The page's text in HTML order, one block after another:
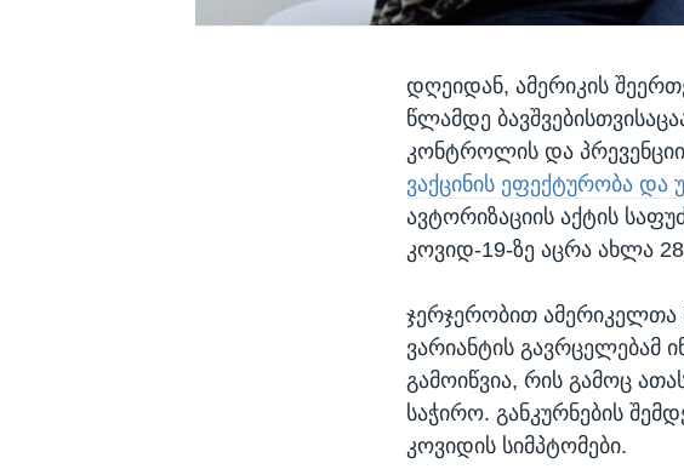
დღეიდან, ამერიკის
წლამდე
კონტროლის და
ვაქცინის ეფექტურობა
ავტორიზაციის აქტის
კოვიდ-19-ზე აცრა ახლა
ჯერჯერობით
ვარიანტის გავრცელებამ
გამოიწვია, რის გამოც
საჭირო. განკურნების
კოვიდის სიმპტომები.